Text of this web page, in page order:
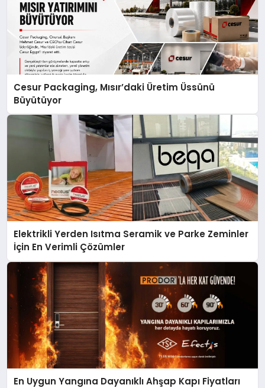
Cesur Packaging, Mısır’daki Üretim Üssünü
Büyütüyor
Elektrikli Yerden Isıtma Seramik ve Parke Zeminler
İçin En Verimli Çözümler
En Uygun Yangına Dayanıklı Ahşap Kapı Fiyatları